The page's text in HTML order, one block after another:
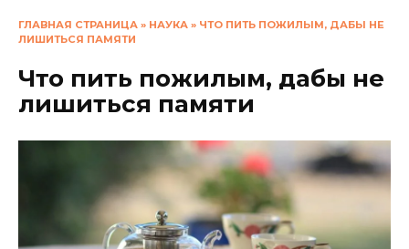
ГЛАВНАЯ СТРАНИЦА » НАУКА » ЧТО ПИТЬ ПОЖИЛЫМ, ДАБЫ НЕ
ЛИШИТЬСЯ ПАМЯТИ
Что пить пожилым, дабы не
лишиться памяти